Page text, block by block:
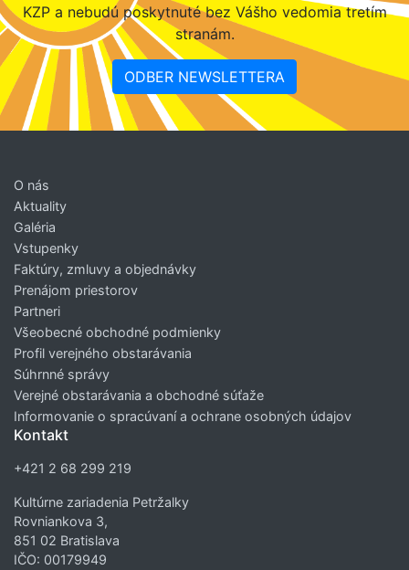
KZP a nebudú poskytnuté bez Vášho vedomia tretím
stranám.
ODBER NEWSLETTERA
O nás
Aktuality
Galéria
Vstupenky
Faktúry, zmluvy a objednávky
Prenájom priestorov
Partneri
Všeobecné obchodné podmienky
Profil verejného obstarávania
Súhrnné správy
Verejné obstarávania a obchodné súťaže
Informovanie o spracúvaní a ochrane osobných údajov
Kontakt
+421 2 68 299 219
Kultúrne zariadenia Petržalky
Rovniankova 3,
851 02 Bratislava
IČO: 00179949